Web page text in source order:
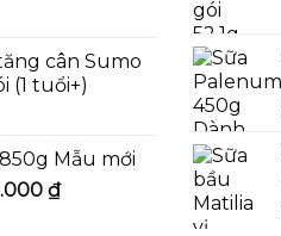
cân Sumo
(1 tuổi+)
Mẫu mới
₫Giá